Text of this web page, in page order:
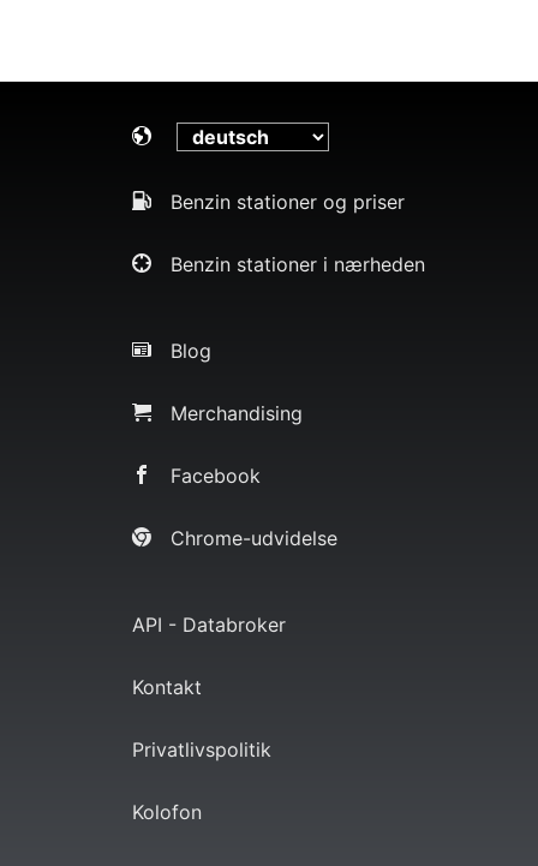
Benzin stationer og priser
Benzin stationer i nærheden
Blog
Merchandising
Facebook
Chrome-udvidelse
API - Databroker
Kontakt
Privatlivspolitik
Kolofon